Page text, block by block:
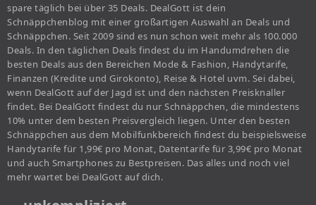
spare täglich bei über 35 Deals. DealGott ist dein
Schnäppchenblog mit einer großartigen Auswahl an Deals und
Schnäppchen. Seit 2009 sind es nun schon weit mehr als 100.000
Deals. In den täglichen Deals findest du im Handumdrehen die
besten Deals aus den Bereichen Mode & Fashion, Handytarife,
Finanzen (Kredite und Girokonto), Reise & Hotel uvm. Sei dabei,
wenn DealGott auf der Jagd ist und den nächsten Preisknaller
findet. Bei DealGott findest du nur Schnäppchen, die mindestens
10% unter dem besten Preisvergleich liegen. Unter den besten
Schnäppchen aus dem Mobilfunkbereich findest du beispielsweise
Handytarife für 1,99€ pro Monat, Datentarife für 3,99€ pro Monat
und auch Smartphones zu Bestpreisen. Das alles und noch viel
mehr wartet bei DealGott auf dich.